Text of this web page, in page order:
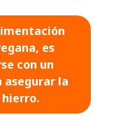
es
con un
la